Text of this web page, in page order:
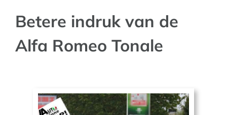
AUTO NIEUWS
Betere indruk van de
Alfa Romeo Tonale